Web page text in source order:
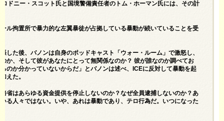
ドニー・スコット氏と国境警備責任者のトム・ホーマン氏には、その計
ル拘置所で暴力的な左翼暴徒が占拠している暴動が続いていることを受
した後、バノンは自身のポッドキャスト「ウォー・ルーム」で激怒し、
か、そして彼があなたにとって無関係なのか？ 彼が誰なのか調べてお
のか分かっていないからだ」とバノンは述べ、ICEに反対して暴動を起
えた。
省はあらゆる資金提供を停止しないのか？なぜ全員逮捕しないのか？あ
る人々ではない。いや、あれは暴動であり、テロ行為だ。いつになった